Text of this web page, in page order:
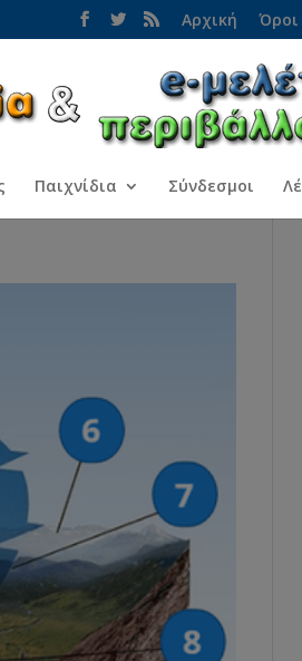
Αρχική
Παιχνίδια Σύνδεσμοι